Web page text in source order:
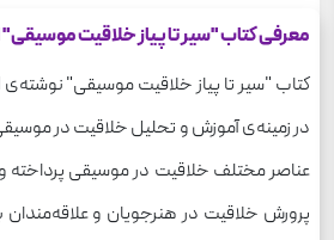
معرفی کتاب "سیر تا پیاز خلاقیت موسیقی"
کتاب "سیر تا پیاز خلاقیت موسیقی" نوشته‌ی
در زمینه‌ی آموزش و تحلیل خلاقیت در
عناصر مختلف خلاقیت در موسیقی پرداخته
پرورش خلاقیت در هنرجویان و